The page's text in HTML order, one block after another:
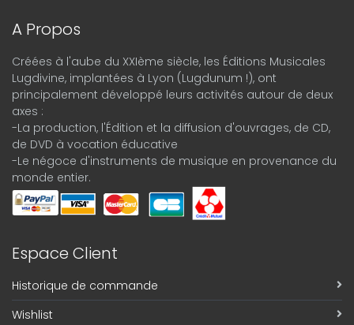
A Propos
Créées à l'aube du XXIème siècle, les Éditions Musicales
Lugdivine, implantées à Lyon (Lugdunum !), ont
principalement développé leurs activités autour de deux
axes :
-La production, l'Édition et la diffusion d'ouvrages, de CD,
de DVD à vocation éducative
-Le négoce d'instruments de musique en provenance du
monde entier.
Espace Client
Historique de commande
Wishlist